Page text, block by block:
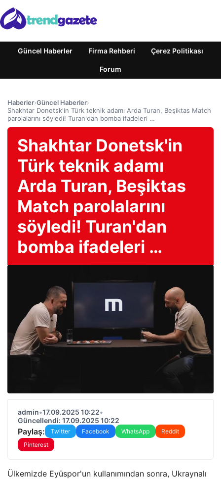
Güncel Haberler Firma Rehberi Çerez Politikası
Forum
Haberler›Güncel Haberler›
Shakhtar Donetsk'in Türk teknik adamı Arda Turan, Beşiktas Match
parolalarını söyledi! Turan'dan bomba ifadeleri …
Shakhtar Donetsk'in
Türk teknik adamı
Arda Turan, Beşiktas
Match parolalarını
söyledi! Turan'dan
bomba ifadeleri …
admin•17.09.2025 10:22•
Güncellendi: 17.09.2025 10:22
Paylaş: Twitter Facebook WhatsApp
Reddit
Pinterest
Ülkemizde Eyüspor'un kullanımından sonra, Ukraynalı